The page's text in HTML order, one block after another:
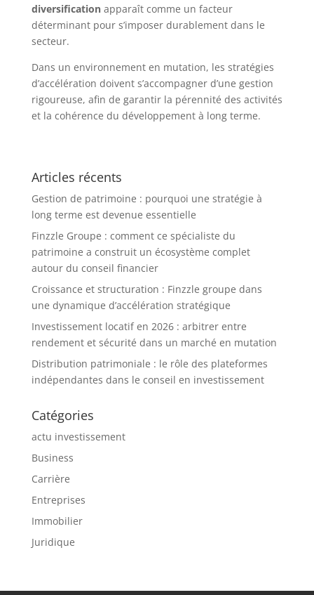
diversificationapparaît comme un facteur
déterminant pour s’imposer durablement dans le
secteur.
Dans un environnement en mutation, les stratégies
d’accélération doivent s’accompagner d’une gestion
rigoureuse, afin de garantir la pérennité des activités
et la cohérence du développement à long terme.
Articles récents
Gestion de patrimoine : pourquoi une stratégie à
long terme est devenue essentielle
Finzzle Groupe : comment ce spécialiste du
patrimoine a construit un écosystème complet
autour du conseil financier
Croissance et structuration : Finzzle groupe dans
une dynamique d’accélération stratégique
Investissement locatif en 2026 : arbitrer entre
rendement et sécurité dans un marché en mutation
Distribution patrimoniale : le rôle des plateformes
indépendantes dans le conseil en investissement
Catégories
actu investissement
Business
Carrière
Entreprises
Immobilier
Juridique